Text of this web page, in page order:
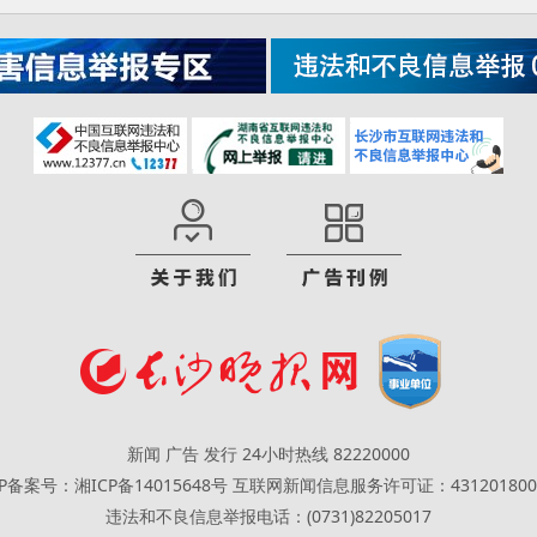
新闻 广告 发行 24小时热线 82220000
备案号：湘ICP备14015648号 互联网新闻信息服务许可证：
违法和不良信息举报电话：(0731)82205017